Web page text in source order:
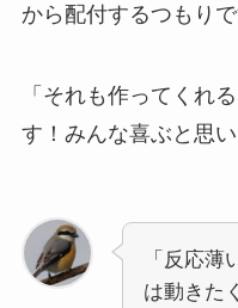
から配付するつもりで
「それも作ってくれ
す！みんな喜ぶと思い
「反応
は動きた